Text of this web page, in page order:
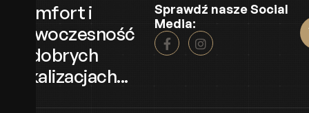
Komfort i
nowoczesność
w dobrych
lokalizacjach...
Sprawdź nasze Social
Media: